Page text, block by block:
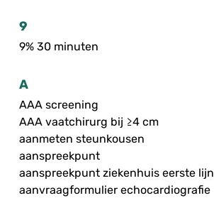
9
9% 30 minuten
A
AAA screening
AAA vaatchirurg bij ≥4 cm
aanmeten steunkousen
aanspreekpunt
aanspreekpunt ziekenhuis eerste lijn
aanvraagformulier echocardiografie